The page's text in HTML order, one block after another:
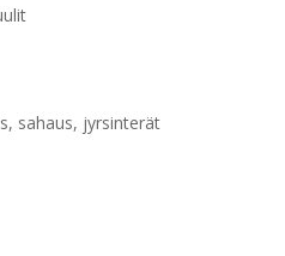
sahaus, jyrsinterät